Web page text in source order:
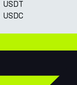
USDT
USDC